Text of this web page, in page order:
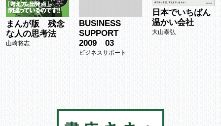
まんが版 残念
な人の思考法
山崎将志
BUSINESS
SUPPORT
2009 03
ビジネスサポート
日本でいちばん
温かい会社
大山泰弘